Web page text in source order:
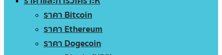
ราคา Bitcoin
ราคา Ethereum
ราคา Dogecoin